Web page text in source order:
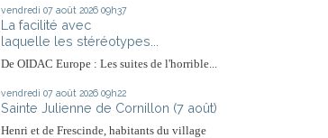
vendredi 07 août 2026 09h37
La facilité avec
laquelle les stéréotypes...
De OIDAC Europe : Les suites de l'horrible...
vendredi 07 août 2026 09h22
Sainte Julienne de Cornillon (7 août)
Henri et de Frescinde, habitants du village